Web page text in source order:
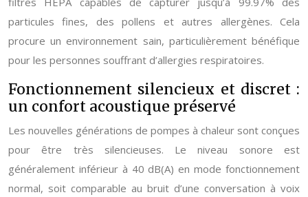
particules fines, des pollens et autres allergènes. Cela
procure un environnement sain, particulièrement bénéfique
pour les personnes souffrant d’allergies respiratoires.
Fonctionnement silencieux et discret :
un confort acoustique préservé
Les nouvelles générations de pompes à chaleur sont conçues
pour être très silencieuses. Le niveau sonore est
généralement inférieur à 40 dB(A) en mode fonctionnement
normal, soit comparable au bruit d’une conversation à voix